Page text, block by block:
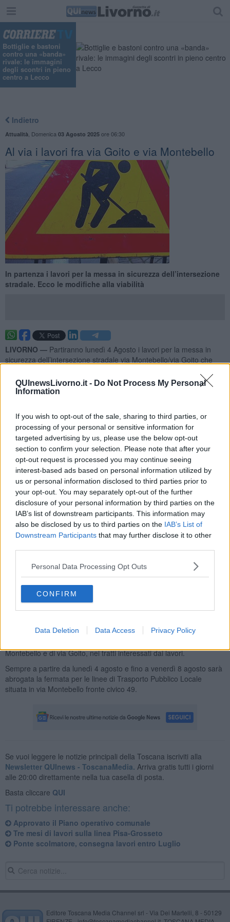
QUInewsLivorno.it - Do Not Process My Personal
Information
If you wish to opt-out of the sale, sharing to third parties, or
processing of your personal or sensitive information for
targeted advertising by us, please use the below opt-out
section to confirm your selection. Please note that after your
opt-out request is processed you may continue seeing
interest-based ads based on personal information utilized by
us or personal information disclosed to third parties prior to
your opt-out. You may separately opt-out of the further
disclosure of your personal information by third parties on the
IAB’s list of downstream participants. This information may
also be disclosed by us to third parties on the IAB’s List of
Downstream Participants that may further disclose it to other
Personal Data Processing Opt Outs
CONFIRM
Data Deletion Data Access Privacy Policy
Bottiglie e bastoni
contro una «banda»
rivale: le immagini
degli scontri in pieno
centro a Lecco
Indietro
Attualità Domenica 03 Agosto 2025ore 06:30
Al via i lavori fra via Goito e via Montebello
In partenza i lavori per la messa in sicurezza dell’intersezione
stradale. Ecco le modifiche alla viabilità
LIVORNO — Partiranno lunedì 4 Agosto i lavori per la messa in
sicurezza dell’intersezione stradale via Montebello/via Goito che
Per consentire di attuare l’intervento in sicurezza e non creare
situazioni di disagio alla circolazione, saranno interrotti i lavori in
regolamentazione dei flussi veicolari in senso unico alternato in via
Montebello, come disposto dall'ordinanza n. 5695 del 18/7/2025.
Oltre all’abrogazione dell’ordinanza n. 5696, dal 4 agosto e fino
all’8 agosto, sono previste le seguenti modifiche alla viabilità,
limitatamente all’orario di lavoro del cantiere stradale:
- divieto di sosta con rimozione forzata in entrambi i lati di via
Montebello nel tratto compreso tra via Calatafimi e via Costanzo
Ebat;
- senso unico alternato con impianto semaforico (o mediante
impiego di movieri a seconda della densità dei flussi di traffico) in
via Montebello nel tratto compreso tra via Calatafimi e via Costanzo
- senso unico alternato con movieri in via Goito nel tratto compreso
- istituzione del limite massimo di velocità in 30 km/h;
Montebello e di via Goito, nei tratti interessati dai lavori.
Sempre a partire da lunedì 4 agosto e fino a venerdì 8 agosto sarà
abrogata la fermata per le linee di Trasporto Pubblico Locale
situata in via Montebello fronte civico 49.
Se vuoi leggere le notizie principali della Toscana iscriviti alla
Newsletter QUInews - ToscanaMedia. Arriva gratis tutti i giorni
alle 20:00 direttamente nella tua casella di posta.
Basta cliccare QUI
Ti potrebbe interessare anche:
Approvato il Piano operativo comunale
Tre mesi di lavori sulla linea Pisa-Grosseto
Ponte scolmatore, consegna lavori entro Luglio
Editore Toscana Media Channel srl - Via Dei Martelli, 8 - 50129